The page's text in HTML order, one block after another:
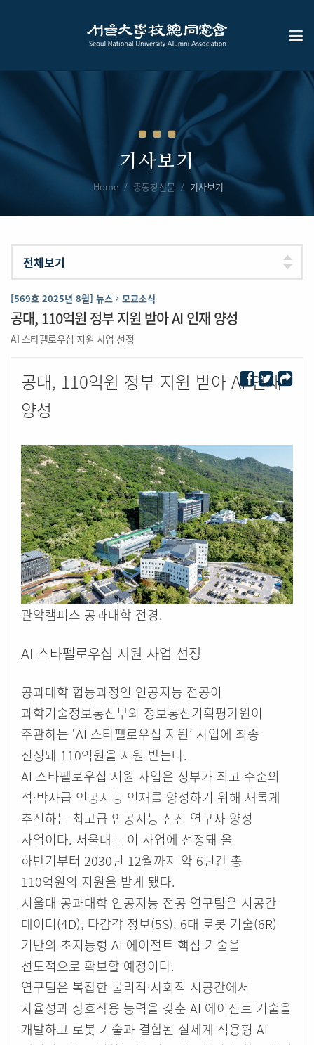
기사보기
Home 총동창신문 기사보기
[569호 2025년 8월] 뉴스 모교소식
공대, 110억원 정부 지원 받아 AI 인재 양성
AI 스타펠로우십 지원 사업 선정
공대, 110억원 정부 지원 받아 AI 인재
양성
관악캠퍼스 공과대학 전경.
AI 스타펠로우십 지원 사업 선정
공과대학 협동과정인 인공지능 전공이
과학기술정보통신부와 정보통신기획평가원이
주관하는 ‘AI 스타펠로우십 지원’ 사업에 최종
선정돼 110억원을 지원 받는다.
AI 스타펠로우십 지원 사업은 정부가 최고 수준의
석·박사급 인공지능 인재를 양성하기 위해 새롭게
추진하는 최고급 인공지능 신진 연구자 양성
사업이다. 서울대는 이 사업에 선정돼 올
하반기부터 2030년 12월까지 약 6년간 총
110억원의 지원을 받게 됐다.
서울대 공과대학 인공지능 전공 연구팀은 시공간
데이터(4D), 다감각 정보(5S), 6대 로봇 기술(6R)
기반의 초지능형 AI 에이전트 핵심 기술을
선도적으로 확보할 예정이다.
연구팀은 복잡한 물리적·사회적 시공간에서
자율성과 상호작용 능력을 갖춘 AI 에이전트 기술을
개발하고 로봇 기술과 결합된 실세계 적용형 AI